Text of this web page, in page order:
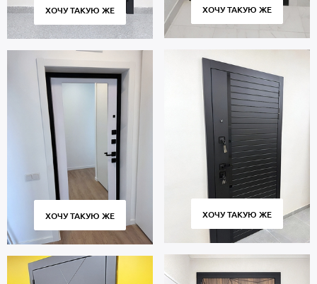
ХОЧУ ТАКУЮ ЖЕ
ХОЧУ ТАКУЮ ЖЕ
ХОЧУ ТАКУЮ ЖЕ
ХОЧУ ТАКУЮ ЖЕ